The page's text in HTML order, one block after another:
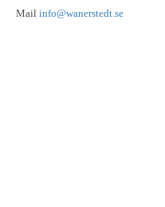
Mail info@wanerstedt.se